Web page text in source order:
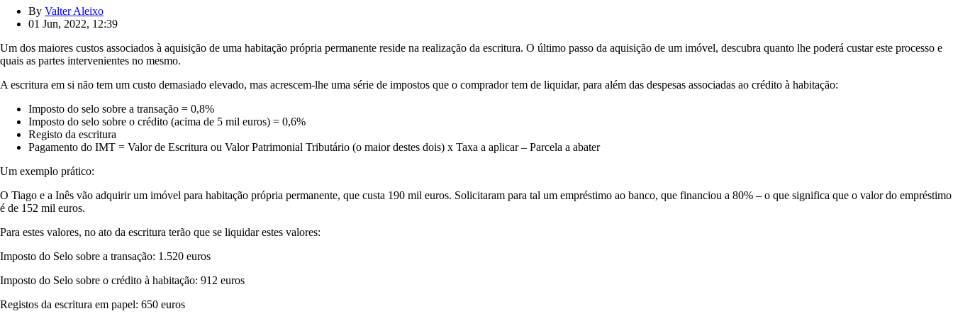
By Valter Aleixo
01 Jun, 2022, 12:39
Um dos maiores custos associados à aquisição de uma habitação própria permanente reside na realização da escritura. O último passo da aquisição de um imóvel, descubra quanto lhe poderá custar este processo e
quais as partes intervenientes no mesmo.
A escritura em si não tem um custo demasiado elevado, mas acrescem-lhe uma série de impostos que o comprador tem de liquidar, para além das despesas associadas ao crédito à habitação:
Imposto do selo sobre a transação = 0,8%
Imposto do selo sobre o crédito (acima de 5 mil euros) = 0,6%
Registo da escritura
Pagamento do IMT = Valor de Escritura ou Valor Patrimonial Tributário (o maior destes dois) x Taxa a aplicar – Parcela a abater
Um exemplo prático:
O Tiago e a Inês vão adquirir um imóvel para habitação própria permanente, que custa 190 mil euros. Solicitaram para tal um empréstimo ao banco, que financiou a 80% – o que significa que o valor do empréstimo
é de 152 mil euros.
Para estes valores, no ato da escritura terão que se liquidar estes valores:
Imposto do Selo sobre a transação: 1.520 euros
Imposto do Selo sobre o crédito à habitação: 912 euros
Registos da escritura em papel: 650 euros